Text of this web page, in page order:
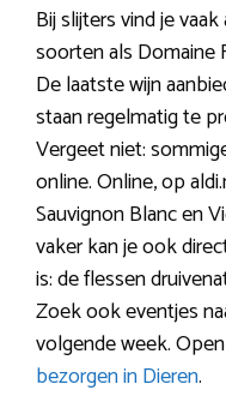
Bij slijters vind je
soorten als Domaine
De laatste wijn
staan regelmatig te
Vergeet niet:
online. Online, op
Sauvignon Blanc en
vaker kan je ook
is: de flessen
Zoek ook eventjes
volgende week.
bezorgen in Dieren.